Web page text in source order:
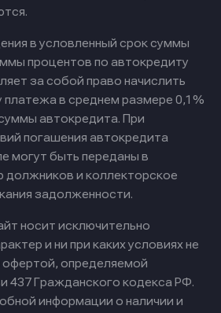
в условленный срок суммы
процентов по автокредиту
за собой право начислить
платежа в среднем размере 0,1%
автокредита. При
погашения автокредита
могут быть переданы в
должников и коллекторское
задолженности.
носит исключительно
и ни при каких условиях не
офертой, определяемой
437 Гражданского кодекса РФ.
информации о наличии и